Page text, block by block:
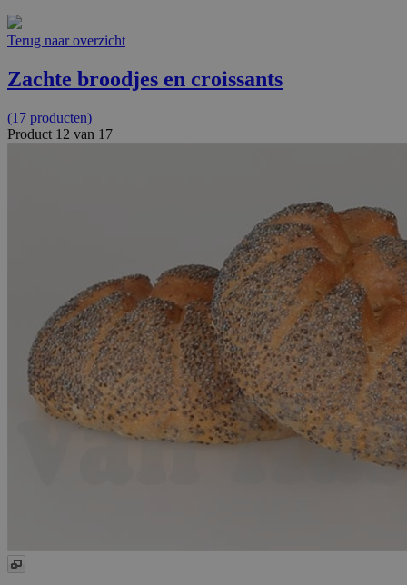
Terug naar overzicht
Zachte broodjes en croissants
(17 producten)
Product 12 van 17